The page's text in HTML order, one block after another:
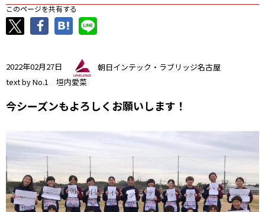
このページを共有する
2022年02月27日
朝日インテック・ラブリッジ名古屋
text by No.1 垣内愛菜
今シーズンもよろしくお願いします！